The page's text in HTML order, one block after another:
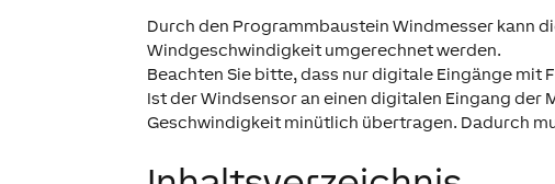
Durch den Programmbaustein Windmesser kann
Windgeschwindigkeit umgerechnet werden.
Beachten Sie bitte, dass nur digitale Eingänge mit
Ist der Windsensor an einen digitalen Eingang der
Geschwindigkeit minütlich übertragen. Dadurch